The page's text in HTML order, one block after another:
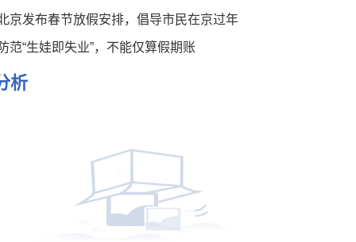
京发布春节放假安排，倡导市民在京过年
范“生娃即失业”，不能仅算假期账
析